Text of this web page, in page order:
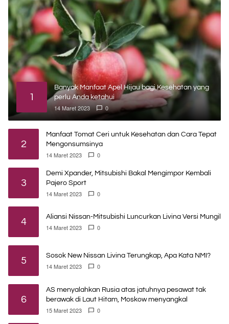
1
Banyak Manfaat Apel Hijau bagi Kesehatan yang
perlu Anda ketahui
14 Maret 2023 0
2
Manfaat Tomat Ceri untuk Kesehatan dan Cara Tepat
Mengonsumsinya
14 Maret 2023 0
3
Demi Xpander, Mitsubishi Bakal Mengimpor Kembali
Pajero Sport
14 Maret 2023 0
4 Aliansi Nissan-Mitsubishi Luncurkan Livina Versi Mungil
14 Maret 2023 0
5 Sosok New Nissan Livina Terungkap, Apa Kata NMI?
14 Maret 2023 0
6
AS menyalahkan Rusia atas jatuhnya pesawat tak
berawak di Laut Hitam, Moskow menyangkal
15 Maret 2023 0